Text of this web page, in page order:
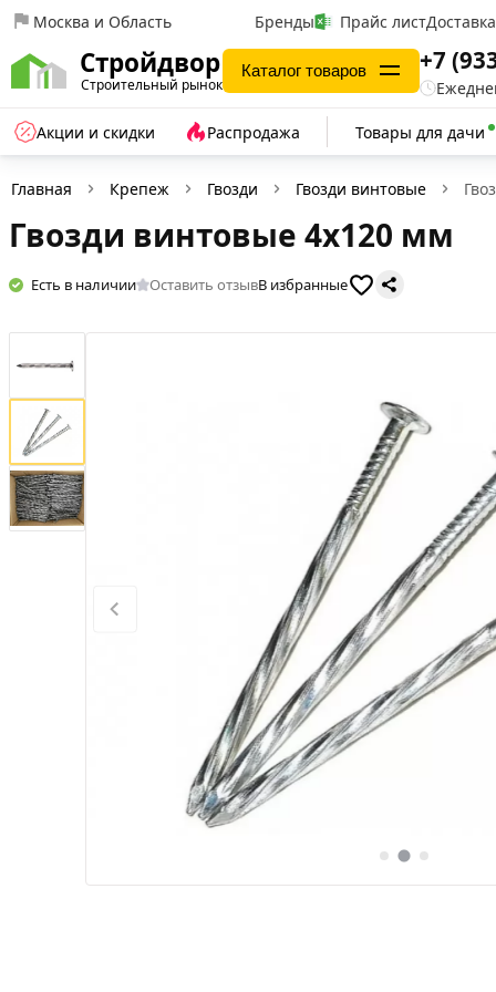
Москва и Область Бренды Прайс листДоставка
Стройдвор
Строительный рынок
Каталог товаров +7
Акции и скидки Распродажа Товары для дачи
Главная Крепеж Гвозди Гвозди винтовые
Гвозди винтовые 4х120 мм
Есть в наличии Оставить отзывВ избранные